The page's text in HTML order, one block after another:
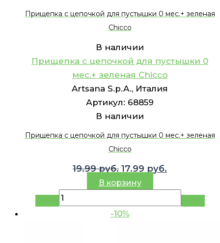
Прищепка с цепочкой для пустышки 0 мес.+ зеленая
Chicco
В наличии
Прищепка с цепочкой для пустышки 0
мес.+ зеленая Chicco
Artsana S.p.A., Италия
Артикул: 68859
В наличии
Прищепка с цепочкой для пустышки 0 мес.+ зеленая
Chicco
19.99руб. Первоначальная
цена
19.99 руб..
17.99 руб.
17.99 руб..
В корзину
-10%